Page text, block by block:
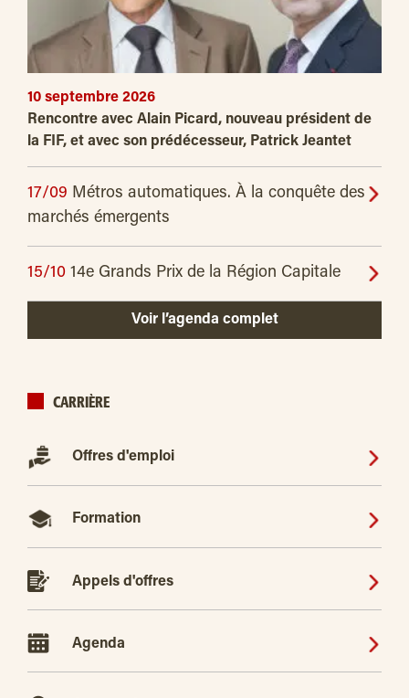
10 septembre 2026
Rencontre avec Alain Picard, nouveau président de
la FIF, et avec son prédécesseur, Patrick Jeantet
17/09 Métros automatiques. À la conquête des
marchés émergents
15/10 14e Grands Prix de la Région Capitale
Voir l’agenda complet
CARRIÈRE
Offres d'emploi
Formation
Appels d'offres
Agenda